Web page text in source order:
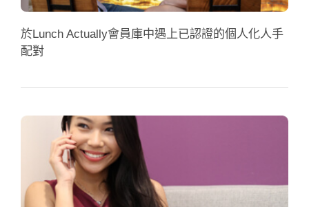
於Lunch Actually會員庫中遇上已認證的個人化人手
配對